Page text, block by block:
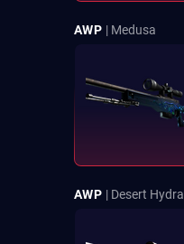
AWP | Medusa
AWP | Desert Hydra